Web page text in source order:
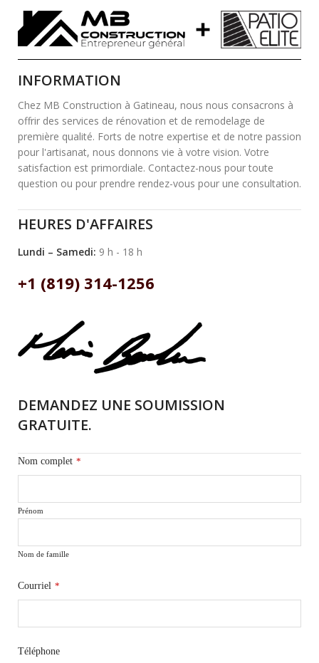
INFORMATION
Chez MB Construction à Gatineau, nous nous consacrons à
offrir des services de rénovation et de remodelage de
première qualité. Forts de notre expertise et de notre passion
pour l'artisanat, nous donnons vie à votre vision. Votre
satisfaction est primordiale. Contactez-nous pour toute
question ou pour prendre rendez-vous pour une consultation.
HEURES D'AFFAIRES
Lundi – Samedi: 9 h - 18 h
+1 (819) 314-1256
DEMANDEZ UNE SOUMISSION
GRATUITE.
Nom complet *
Prénom
Nom de famille
Courriel *
Téléphone